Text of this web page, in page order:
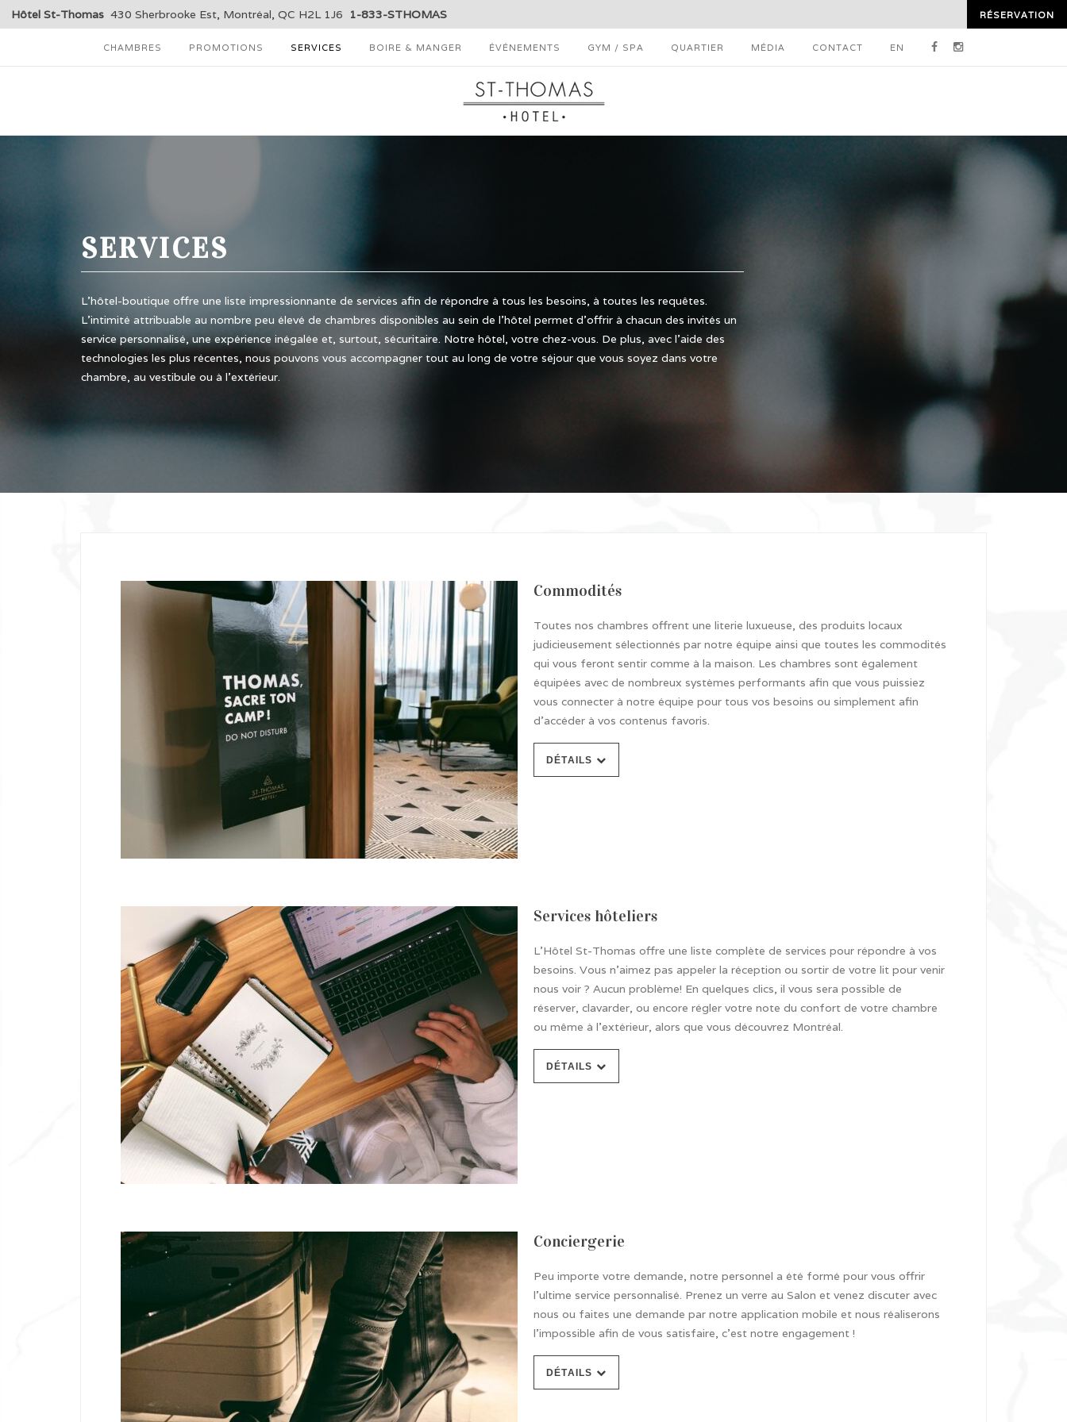
Hôtel St-Thomas 430 Sherbrooke Est, Montréal, QC H2L 1J6 1-833-STHOMAS RÉSERVATION
CHAMBRES PROMOTIONS SERVICES BOIRE & MANGER ÉVÉNEMENTS GYM / SPA QUARTIER MÉDIA CONTACT EN
SERVICES
L’hôtel-boutique offre une liste impressionnante de services afin de répondre à tous les besoins, à toutes les requêtes.
L’intimité attribuable au nombre peu élevé de chambres disponibles au sein de l’hôtel permet d’offrir à chacun des invités un
service personnalisé, une expérience inégalée et, surtout, sécuritaire. Notre hôtel, votre chez-vous. De plus, avec l’aide des
technologies les plus récentes, nous pouvons vous accompagner tout au long de votre séjour que vous soyez dans votre
chambre, au vestibule ou à l’extérieur.
Commodités
Toutes nos chambres offrent une literie luxueuse, des produits locaux
judicieusement sélectionnés par notre équipe ainsi que toutes les commodités
qui vous feront sentir comme à la maison. Les chambres sont également
équipées avec de nombreux systèmes performants afin que vous puissiez
vous connecter à notre équipe pour tous vos besoins ou simplement afin
d’accéder à vos contenus favoris.
DÉTAILS
Services hôteliers
L’Hôtel St-Thomas offre une liste complète de services pour répondre à vos
besoins. Vous n’aimez pas appeler la réception ou sortir de votre lit pour venir
nous voir ? Aucun problème! En quelques clics, il vous sera possible de
réserver, clavarder, ou encore régler votre note du confort de votre chambre
ou même à l’extérieur, alors que vous découvrez Montréal.
DÉTAILS
Conciergerie
Peu importe votre demande, notre personnel a été formé pour vous offrir
l’ultime service personnalisé. Prenez un verre au Salon et venez discuter avec
nous ou faites une demande par notre application mobile et nous réaliserons
l’impossible afin de vous satisfaire, c’est notre engagement !
DÉTAILS